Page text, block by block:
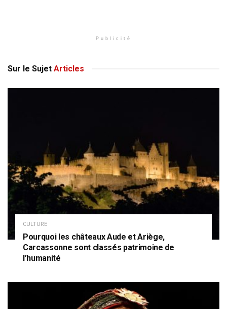
Publicité
Sur le Sujet Articles
CULTURE
Pourquoi les châteaux Aude et Ariège,
Carcassonne sont classés patrimoine de
l’humanité